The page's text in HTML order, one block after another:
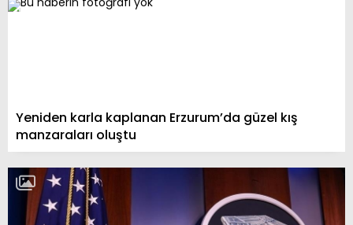
Yeniden karla kaplanan Erzurum’da güzel kış
manzaraları oluştu